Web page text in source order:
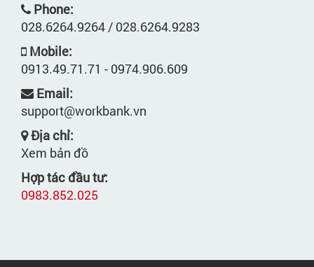
Phone:
028.6264.9264 / 028.6264.9283
Mobile:
0913.49.71.71 - 0974.906.609
Email:
support@workbank.vn
Địa chỉ:
Xem bản đồ
Hợp tác đầu tư:
0983.852.025